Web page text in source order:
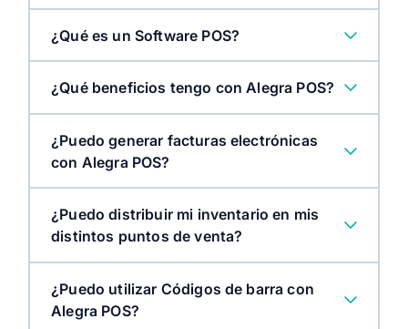
¿Qué es un Software POS?
¿Qué beneficios tengo con Alegra POS?
¿Puedo generar facturas electrónicas
con Alegra POS?
¿Puedo distribuir mi inventario en mis
distintos puntos de venta?
¿Puedo utilizar Códigos de barra con
Alegra POS?